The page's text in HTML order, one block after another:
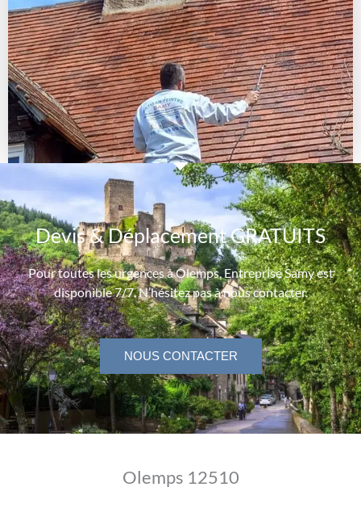
Devis & Déplacement GRATUITS
Pour toutes les urgences à Olemps, Entreprise Samy est
disponible 7/7. N’hésitez pas à nous contacter.
NOUS CONTACTER
Olemps 12510